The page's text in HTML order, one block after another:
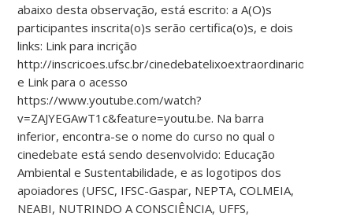
abaixo desta observação, está escrito: a A(O)s
participantes inscrita(o)s serão certifica(o)s, e dois
links: Link para incrição
http://inscricoes.ufsc.br/cinedebatelixoextraordinario
e Link para o acesso
https://www.youtube.com/watch?
v=ZAJYEGAwT1c&feature=youtu.be. Na barra
inferior, encontra-se o nome do curso no qual o
cinedebate está sendo desenvolvido: Educação
Ambiental e Sustentabilidade, e as logotipos dos
apoiadores (UFSC, IFSC-Gaspar, NEPTA, COLMEIA,
NEABI, NUTRINDO A CONSCIÊNCIA, UFFS,